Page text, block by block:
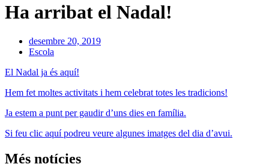
Ha arribat el Nadal!
desembre 20, 2019
Escola
El Nadal ja és aquí!
Hem fet moltes activitats i hem celebrat totes les tradicions!
Ja estem a punt per gaudir d’uns dies en família.
Si feu clic aquí podreu veure algunes imatges del dia d’avui.
Més notícies